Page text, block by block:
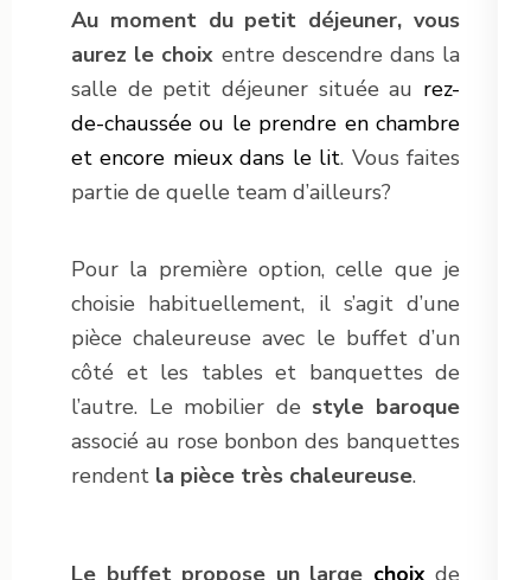
Au moment du petit déjeuner, vous
aurez le choix entre descendre dans la
salle de petit déjeuner située au rez-
de-chaussée ou le prendre en chambre
et encore mieux dans le lit. Vous faites
partie de quelle team d’ailleurs?
Pour la première option, celle que je
choisie habituellement, il s’agit d’une
pièce chaleureuse avec le buffet d’un
côté et les tables et banquettes de
l’autre. Le mobilier de style baroque
associé au rose bonbon des banquettes
rendent la pièce très chaleureuse.
Le buffet propose un large choix de